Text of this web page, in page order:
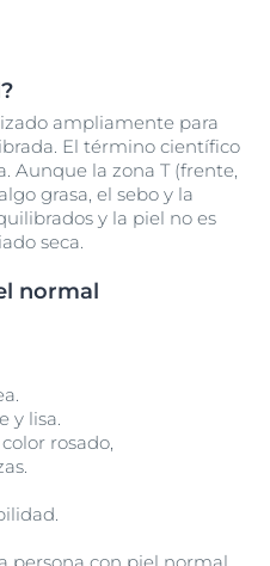
ampliamente para
El término científico
Aunque la zona T (frente,
grasa, el sebo y la
y la piel no es
seca.
normal
y lisa.
rosado,